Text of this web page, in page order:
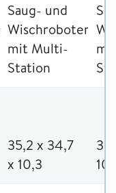
Saug- und
Wischroboter
mit Multi-
Station
35,2 x 34,7
x 10,3
35